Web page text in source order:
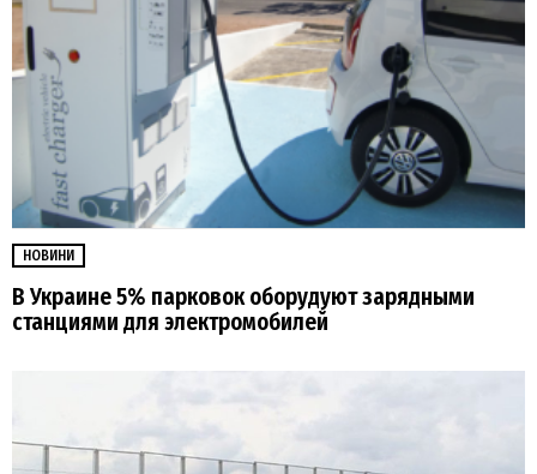
НОВИНИ
В Украине 5% парковок оборудуют зарядными
станциями для электромобилей